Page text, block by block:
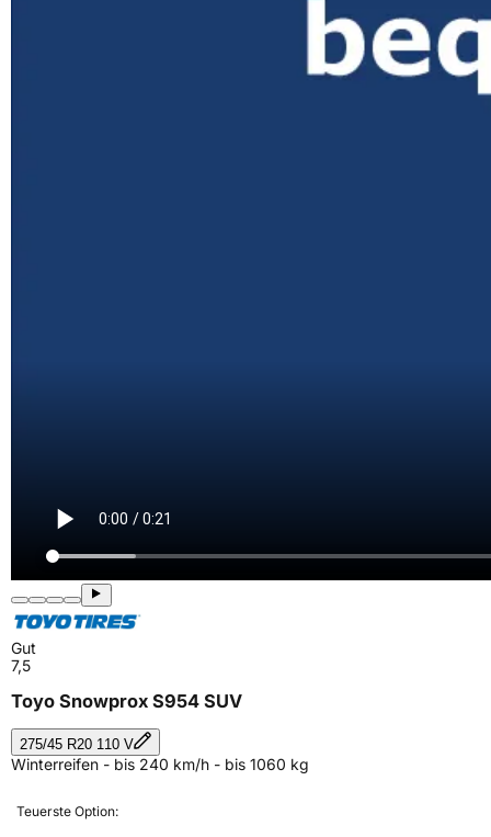
Gut
7,5
Toyo Snowprox S954 SUV
275/45 R20 110 V
Winterreifen - bis 240 km/h - bis 1060 kg
Teuerste Option: